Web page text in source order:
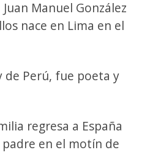
Manuel González
nace en Lima en el
Perú, fue poeta y
regresa a España
en el motín de